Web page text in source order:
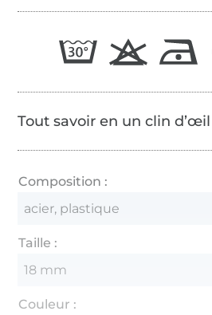
Tout savoir en un clin d’œil
Composition :
acier, plastique
Taille :
18 mm
Couleur :